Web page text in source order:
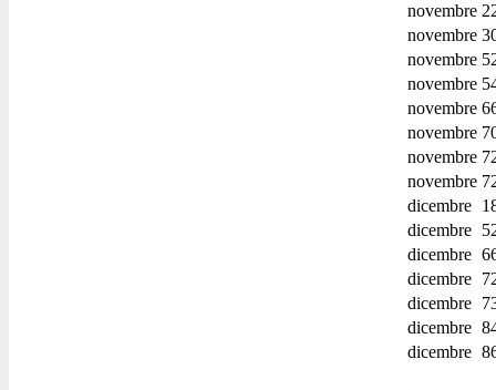
novembre
novembre
novembre
novembre
novembre
novembre
novembre
novembre
dicembre
dicembre
dicembre
dicembre
dicembre
dicembre
dicembre